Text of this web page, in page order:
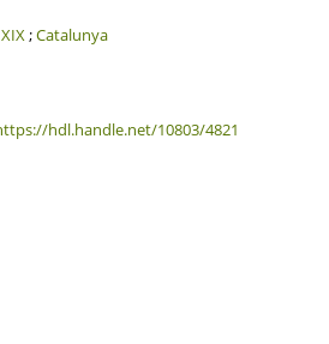
;Catalunya
hdl.handle.net/10803/4821